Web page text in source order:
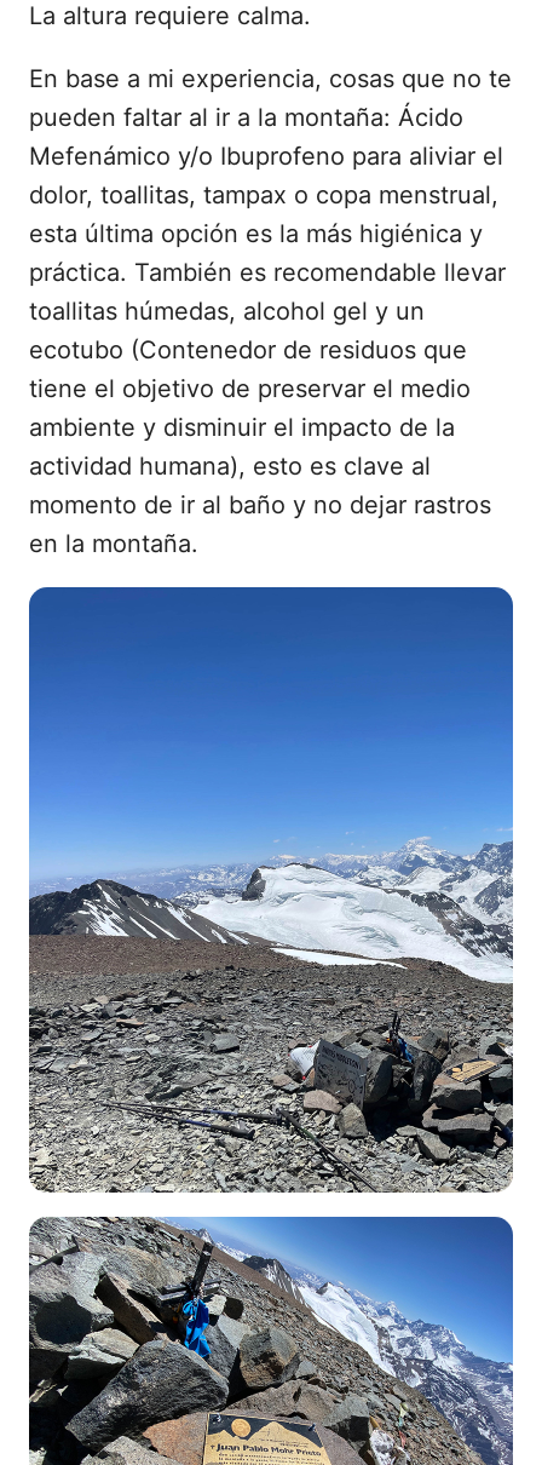
La altura requiere calma.
En base a mi experiencia, cosas que no te
pueden faltar al ir a la montaña: Ácido
Mefenámico y/o Ibuprofeno para aliviar el
dolor, toallitas, tampax o copa menstrual,
esta última opción es la más higiénica y
práctica. También es recomendable llevar
toallitas húmedas, alcohol gel y un
ecotubo (Contenedor de residuos que
tiene el objetivo de preservar el medio
ambiente y disminuir el impacto de la
actividad humana), esto es clave al
momento de ir al baño y no dejar rastros
en la montaña.